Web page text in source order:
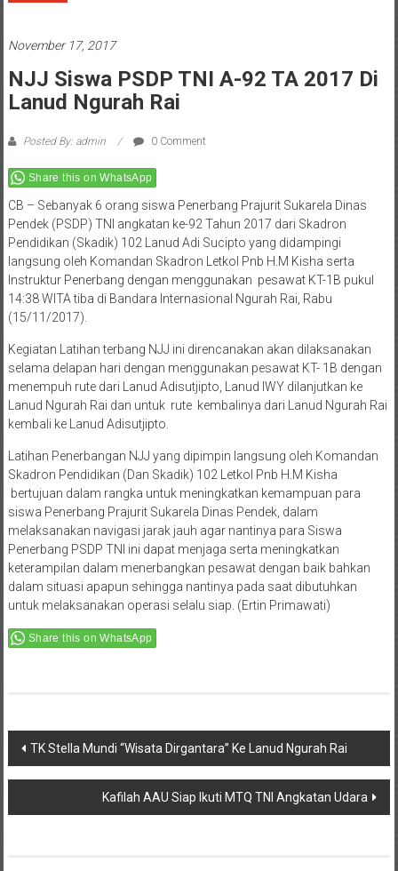
November 17, 2017
NJJ Siswa PSDP TNI A-92 TA 2017 Di
Lanud Ngurah Rai
Posted By: admin 0 Comment
Share this on WhatsApp
CB – Sebanyak 6 orang siswa Penerbang Prajurit Sukarela Dinas
Pendek (PSDP) TNI angkatan ke-92 Tahun 2017 dari Skadron
Pendidikan (Skadik) 102 Lanud Adi Sucipto yang didampingi
langsung oleh Komandan Skadron Letkol Pnb H.M Kisha serta
Instruktur Penerbang dengan menggunakan pesawat KT-1B pukul
14:38 WITA tiba di Bandara Internasional Ngurah Rai, Rabu
(15/11/2017).
Kegiatan Latihan terbang NJJ ini direncanakan akan dilaksanakan
selama delapan hari dengan menggunakan pesawat KT- 1B dengan
menempuh rute dari Lanud Adisutjipto, Lanud IWY dilanjutkan ke
Lanud Ngurah Rai dan untuk rute kembalinya dari Lanud Ngurah Rai
kembali ke Lanud Adisutjipto.
Latihan Penerbangan NJJ yang dipimpin langsung oleh Komandan
Skadron Pendidikan (Dan Skadik) 102 Letkol Pnb H.M Kisha
bertujuan dalam rangka untuk meningkatkan kemampuan para
siswa Penerbang Prajurit Sukarela Dinas Pendek, dalam
melaksanakan navigasi jarak jauh agar nantinya para Siswa
Penerbang PSDP TNI ini dapat menjaga serta meningkatkan
keterampilan dalam menerbangkan pesawat dengan baik bahkan
dalam situasi apapun sehingga nantinya pada saat dibutuhkan
untuk melaksanakan operasi selalu siap. (Ertin Primawati)
Share this on WhatsApp
Post
navigation
TK Stella Mundi “Wisata Dirgantara” Ke Lanud Ngurah Rai
Kafilah AAU Siap Ikuti MTQ TNI Angkatan Udara